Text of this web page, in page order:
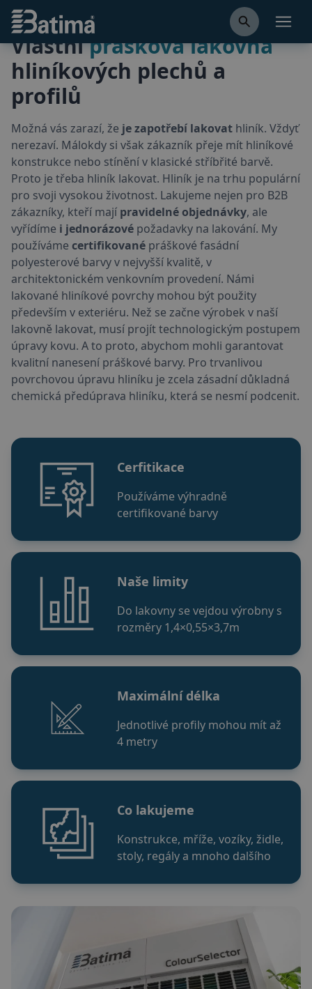
Batima
Lakování
Vlastníprášková lakovna
hliníkových plechů a
profilů
Možná vás zarazí, že je zapotřebí lakovat hliník. Vždyť
nerezaví. Málokdy si však zákazník přeje mít hliníkové
konstrukce nebo stínění v klasické stříbřité barvě.
Proto je třeba hliník lakovat. Hliník je na trhu populární
pro svoji vysokou životnost. Lakujeme nejen pro B2B
zákazníky, kteří mají pravidelné objednávky, ale
vyřídíme i jednorázové požadavky na lakování. My
používáme certifikované práškové fasádní
polyesterové barvy v nejvyšší kvalitě, v
architektonickém venkovním provedení. Námi
lakované hliníkové povrchy mohou být použity
především v exteriéru. Než se začne výrobek v naší
lakovně lakovat, musí projít technologickým postupem
úpravy kovu. A to proto, abychom mohli garantovat
kvalitní nanesení práškové barvy. Pro trvanlivou
povrchovou úpravu hliníku je zcela zásadní důkladná
chemická předúprava hliníku, která se nesmí podcenit.
Cerfitikace
Používáme výhradně
certifikované barvy
Naše limity
Do lakovny se vejdou výrobny s
rozměry 1,4×0,55×3,7m
Maximální délka
Jednotlivé profily mohou mít až
4 metry
Co lakujeme
Konstrukce, mříže, vozíky, židle,
stoly, regály a mnoho dalšího